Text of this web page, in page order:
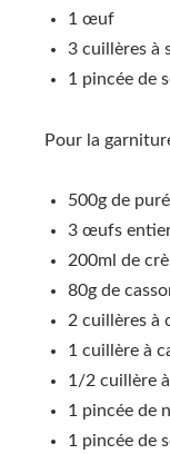
1 œuf
3 cuillères à
1 pincée de
Pour la
500g de
3 œufs
200ml de
80g de
2 cuillères à
1 cuillère à
1/2 cuillère
1 pincée de
1 pincée de